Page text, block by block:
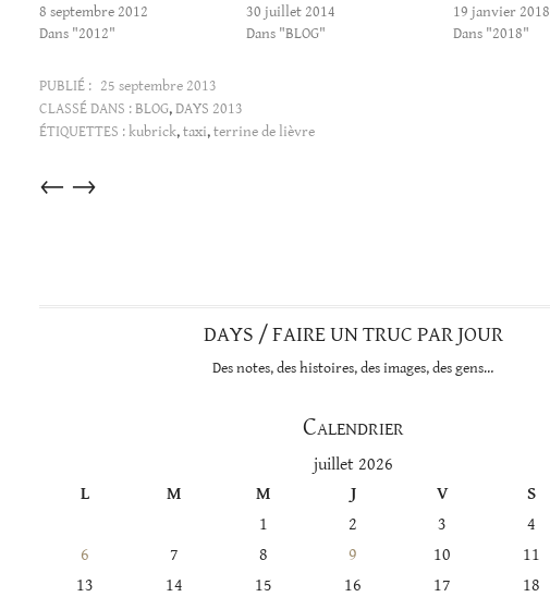
8 septembre 2012
Dans "2012"
30 juillet 2014
Dans "BLOG"
19 janvier 2018
Dans "2018"
PUBLIÉ : 25 septembre 2013
CLASSÉ DANS :BLOG,DAYS 2013
ÉTIQUETTES :kubrick,taxi,terrine de lièvre
Articles
→
←
DAYS / FAIRE UN TRUC PAR JOUR
Des notes, des histoires, des images, des gens…
Calendrier
juillet 2026
L
M M J V S
1
2 3 4
6
7 8 9 10 11
13
14 15 16 17 18